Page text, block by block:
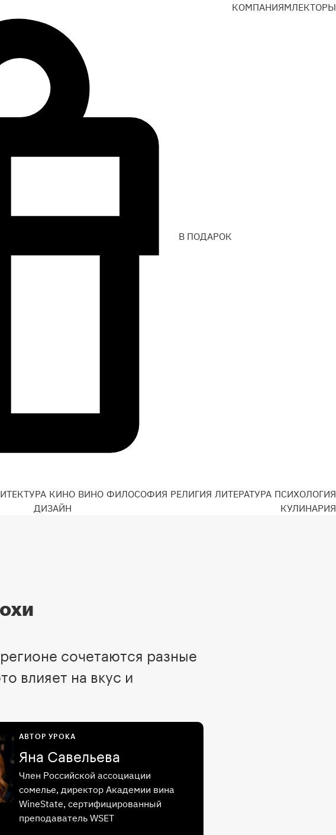
В ПОДАРОК
КОМПАНИЯМЛЕКТОРЫ
КИНО ВИНО ФИЛОСОФИЯ РЕЛИГИЯ ЛИТЕРАТУРА ПСИХОЛОГИЯ
ДИЗАЙН КУЛИНАРИЯ
сочетаются разные
влияет на вкус и
АВТОР УРОКА
Яна Савельева
Член Российской ассоциации
сомелье, директор Академии вина
WineState, сертифицированный
преподаватель WSET